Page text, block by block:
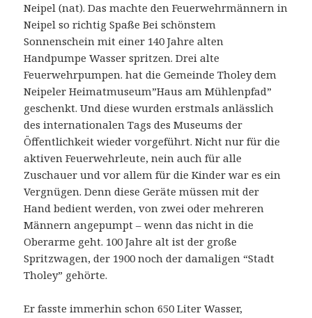
Neipel (nat). Das machte den Feuerwehrmännern in
Neipel so richtig Spaße Bei schönstem
Sonnenschein mit einer 140 Jahre alten
Handpumpe Wasser spritzen. Drei alte
Feuerwehrpumpen. hat die Gemeinde Tholey dem
Neipeler Heimatmuseum”Haus am Mühlenpfad”
geschenkt. Und diese wurden erstmals anlässlich
des internationalen Tags des Museums der
Öffentlichkeit wieder vorgeführt. Nicht nur für die
aktiven Feuerwehrleute, nein auch für alle
Zuschauer und vor allem für die Kinder war es ein
Vergnügen. Denn diese Geräte müssen mit der
Hand bedient werden, von zwei oder mehreren
Männern angepumpt – wenn das nicht in die
Oberarme geht. 100 Jahre alt ist der große
Spritzwagen, der 1900 noch der damaligen “Stadt
Tholey” gehörte.
Er fasste immerhin schon 650 Liter Wasser,